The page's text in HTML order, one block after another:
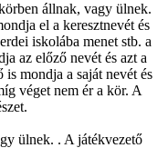
állnak, vagy ülnek.
el a keresztnevét és
iskolába menet stb. a
az előző nevét és azt a
mondja a saját nevét és
véget nem ér a kör. A
ülnek. . A játékvezető